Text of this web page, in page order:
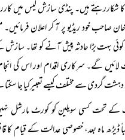
کا شکاررہتے ہیں۔ پنڈی سازش کیس میں
صاحب خود ریڈیو پر آ کر اعلان فرمائیں۔
بہت بڑا حادثہ پیش آنے کو تھا۔
گے۔ سرکاری اقدام اور اس کی
دہشت گردی سے مختلف کیسے تعبیرکیا جا
تحت کسی سویلین کو کورٹ مارشل نہیں
ڈیڑھ ماہ بعد، خصوصی عدالت کے قیام کا